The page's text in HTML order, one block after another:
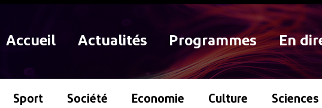
En
Programmes
Actualités
Accueil
Sport Société Economie Culture Sciences